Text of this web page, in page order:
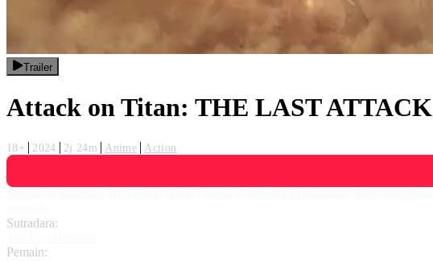
Trailer
Attack on Titan: THE LAST ATTACK
18+ 2024 2j 24m Anime
Action
Sutradara:
Pemain: